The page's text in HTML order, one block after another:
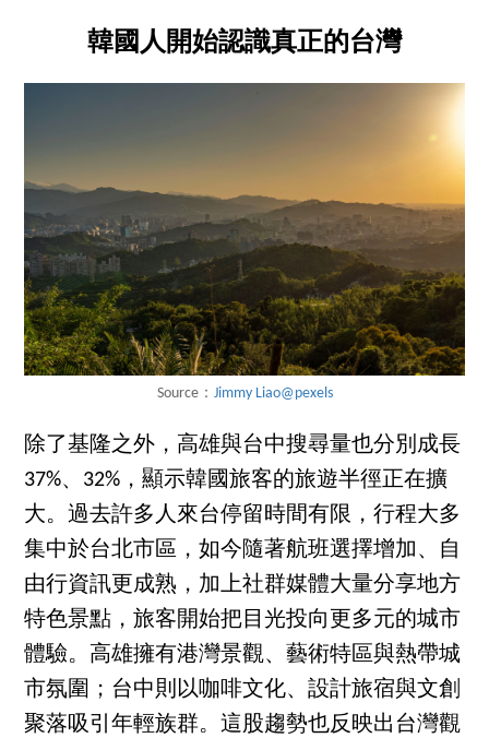
韓國人開始認識真正的台灣
Source： Jimmy Liao@pexels
除了基隆之外，高雄與台中搜尋量也分別成長
37%、32%，顯示韓國旅客的旅遊半徑正在擴
大。過去許多人來台停留時間有限，行程大多
集中於台北市區，如今隨著航班選擇增加、自
由行資訊更成熟，加上社群媒體大量分享地方
特色景點，旅客開始把目光投向更多元的城市
體驗。高雄擁有港灣景觀、藝術特區與熱帶城
市氛圍；台中則以咖啡文化、設計旅宿與文創
聚落吸引年輕族群。這股趨勢也反映出台灣觀